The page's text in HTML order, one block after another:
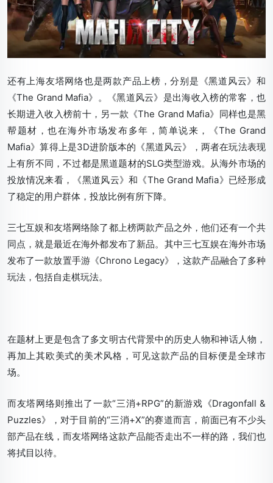
还有上海友塔网络也是两款产品上榜，分别是《黑道风云》和
《The Grand Mafia》。《黑道风云》是出海收入榜的常客，也
长期进入收入榜前十，另一款《The Grand Mafia》同样也是黑
帮题材，也在海外市场发布多年，简单说来，《The Grand
Mafia》算得上是3D进阶版本的《黑道风云》，两者在玩法表现
上有所不同，不过都是黑道题材的SLG类型游戏。从海外市场的
投放情况来看，《黑道风云》和《The Grand Mafia》已经形成
了稳定的用户群体，投放比例有所下降。
三七互娱和友塔网络除了都上榜两款产品之外，他们还有一个共
同点，就是最近在海外都发布了新品。其中三七互娱在海外市场
发布了一款放置手游《Chrono Legacy》，这款产品融合了多种
玩法，包括自走棋玩法。
在题材上更是包含了多文明古代背景中的历史人物和神话人物，
再加上其欧美式的美术风格，可见这款产品的目标便是全球市
场。
而友塔网络则推出了一款“三消+RPG”的新游戏《Dragonfall &
Puzzles》，对于目前的“三消+X”的赛道而言，前面已有不少头
部产品在线，而友塔网络这款产品能否走出不一样的路，我们也
将拭目以待。